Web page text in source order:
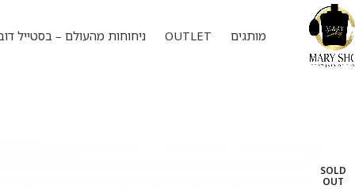
מותגים OUTLET ניחוחות מהעולם – בסטייל
SOLD
OUT